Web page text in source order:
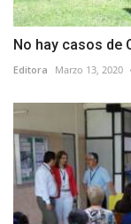
No hay casos de
Editora Marzo 13, 2020